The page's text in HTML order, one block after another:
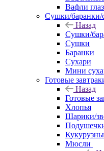
Вафли
Сушки/баранки/
Назад
Сушки/
Сушки
Баранки
Сухари
Мини
Готовые
Назад
Готовые
Хлопья
Шарики/
Мюсли